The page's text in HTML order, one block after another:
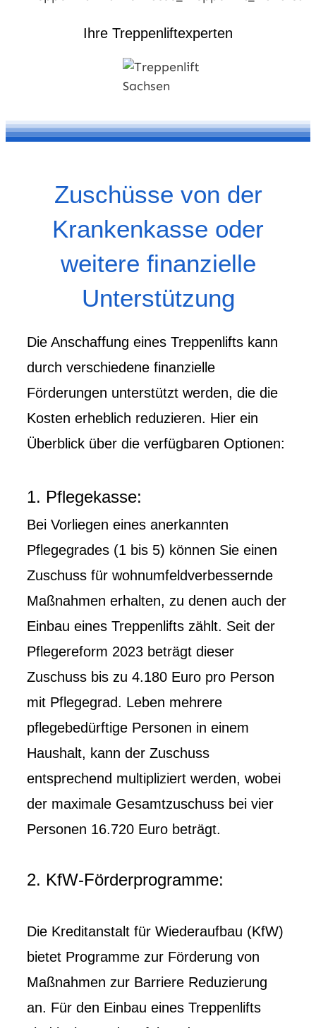
Ihre Treppenliftexperten
Zuschüsse von der
Krankenkasse oder
weitere finanzielle
Unterstützung
Die Anschaffung eines Treppenlifts kann
durch verschiedene finanzielle
Förderungen unterstützt werden, die die
Kosten erheblich reduzieren. Hier ein
Überblick über die verfügbaren Optionen:
1. Pflegekasse:
Bei Vorliegen eines anerkannten
Pflegegrades (1 bis 5) können Sie einen
Zuschuss für wohnumfeldverbessernde
Maßnahmen erhalten, zu denen auch der
Einbau eines Treppenlifts zählt. Seit der
Pflegereform 2023 beträgt dieser
Zuschuss bis zu 4.180 Euro pro Person
mit Pflegegrad. Leben mehrere
pflegebedürftige Personen in einem
Haushalt, kann der Zuschuss
entsprechend multipliziert werden, wobei
der maximale Gesamtzuschuss bei vier
Personen 16.720 Euro beträgt.
2. KfW-Förderprogramme:
Die Kreditanstalt für Wiederaufbau (KfW)
bietet Programme zur Förderung von
Maßnahmen zur Barriere Reduzierung
an. Für den Einbau eines Treppenlifts